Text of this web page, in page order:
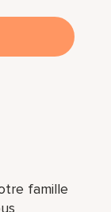
famille